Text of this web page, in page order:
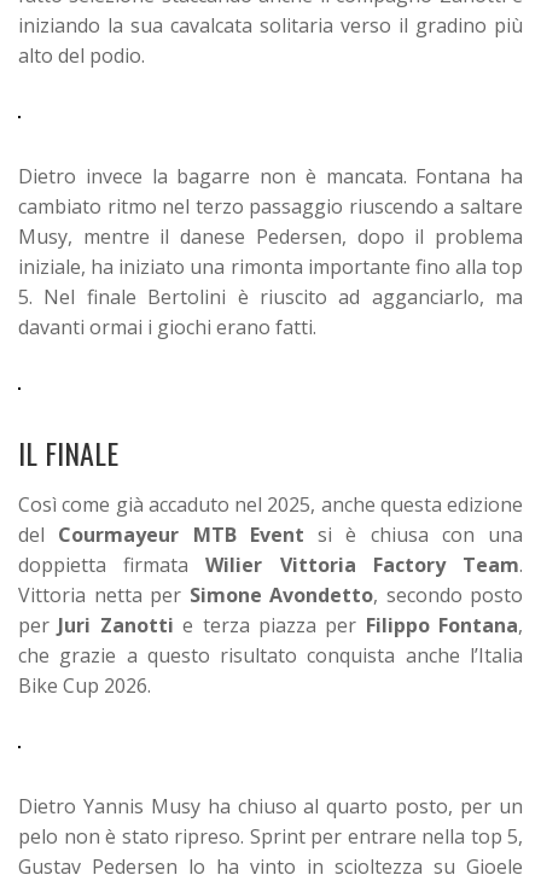
iniziando la sua cavalcata solitaria verso il gradino più
alto del podio.
Dietro invece la bagarre non è mancata. Fontana ha
cambiato ritmo nel terzo passaggio riuscendo a saltare
Musy, mentre il danese Pedersen, dopo il problema
iniziale, ha iniziato una rimonta importante fino alla top
5. Nel finale Bertolini è riuscito ad agganciarlo, ma
davanti ormai i giochi erano fatti.
IL FINALE
Così come già accaduto nel 2025, anche questa edizione
del Courmayeur MTB Event si è chiusa con una
doppietta firmataWilier Vittoria Factory Team.
Vittoria netta per Simone Avondetto, secondo posto
per Juri Zanotti e terza piazza per Filippo Fontana,
che grazie a questo risultato conquista anche l’Italia
Bike Cup 2026.
Dietro Yannis Musy ha chiuso al quarto posto, per un
pelo non è stato ripreso. Sprint per entrare nella top 5,
Gustav Pedersen lo ha vinto in scioltezza su Gioele